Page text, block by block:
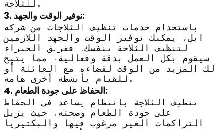
للثلاجة.
3. توفير الوقت والجهد:
باستخدام خدمات تنظيف الثلاجات من شركة
ابل، يمكنك توفير الوقت والجهد اللازمين
لتنظيف الثلاجة بنفسك. ففريق الخبراء
سيقوم بكل العمل بدقة وفعالية، مما يتيح
لك المزيد من الوقت لقضاءه مع العائلة أو
للقيام بأنشطة أخرى هامة.
4. الحفاظ على جودة الطعام:
تنظيف الثلاجة بانتظام يساعد في الحفاظ
على جودة الطعام وصحته. حيث يزيل
التراكمات الغير مرغوب فيها والبكتيريا